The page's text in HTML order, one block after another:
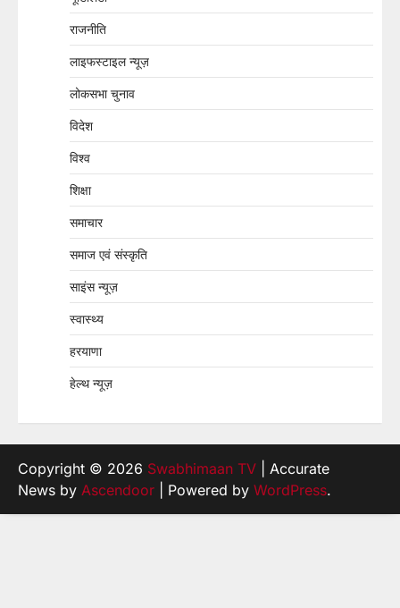
राजनीति
लाइफस्टाइल न्यूज़
लोकसभा चुनाव
विदेश
विश्व
शिक्षा
समाचार
समाज एवं संस्कृति
साइंस न्यूज़
स्वास्थ्य
हरयाणा
हेल्थ न्यूज़
Copyright © 2026 Swabhimaan TV | Accurate
News by Ascendoor | Powered by WordPress.